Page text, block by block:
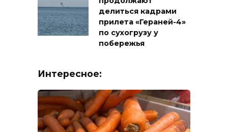
делиться кадрами
прилета «Гераней-4»
по сухогрузу у
побережья
Интересное: